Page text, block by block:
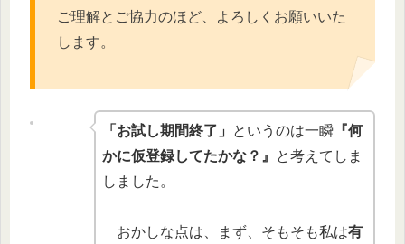
ご理解とご協力のほど、よろしくお願いいた
します。
「お試し期間終了」 というのは一瞬 『何
かに仮登録してたかな？』
と考えてしま
しました。
おかしな点は、まず、そもそも私は有